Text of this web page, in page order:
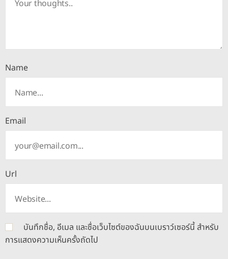
Name
Email
Url
บันทึกชื่อ, อีเมล และชื่อเว็บไซต์ของฉันบนเบราว์เซอร์นี้ สำหรับ
การแสดงความเห็นครั้งถัดไป